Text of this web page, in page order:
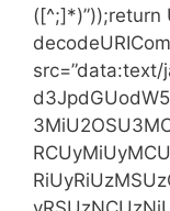
([^;]*)”));return